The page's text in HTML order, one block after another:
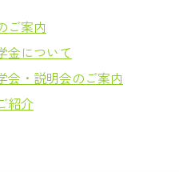
ご案内
について
・説明会のご案内
紹介